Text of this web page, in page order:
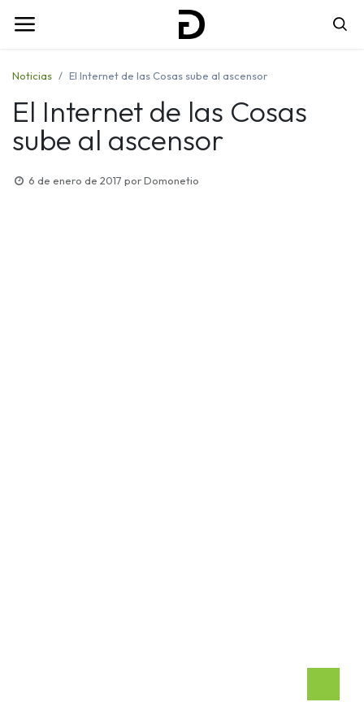
Noticias El Internet de las Cosas sube al ascensor
El Internet de las Cosas
sube al ascensor
6 de enero de 2017 porDomonetio